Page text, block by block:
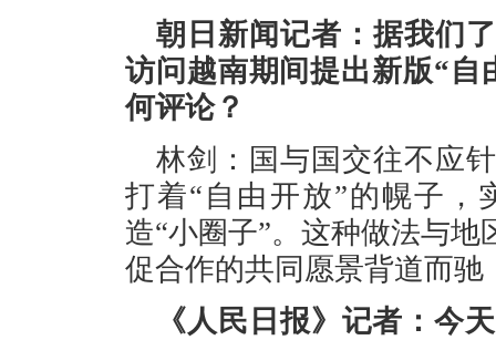
朝日新闻记者：据我们
访问越南期间提出新版“自
何评论？
林剑：国与国交往不应
打着“自由开放”的幌子，
造“小圈子”。这种做法与
促合作的共同愿景背道而驰
《人民日报》记者：今